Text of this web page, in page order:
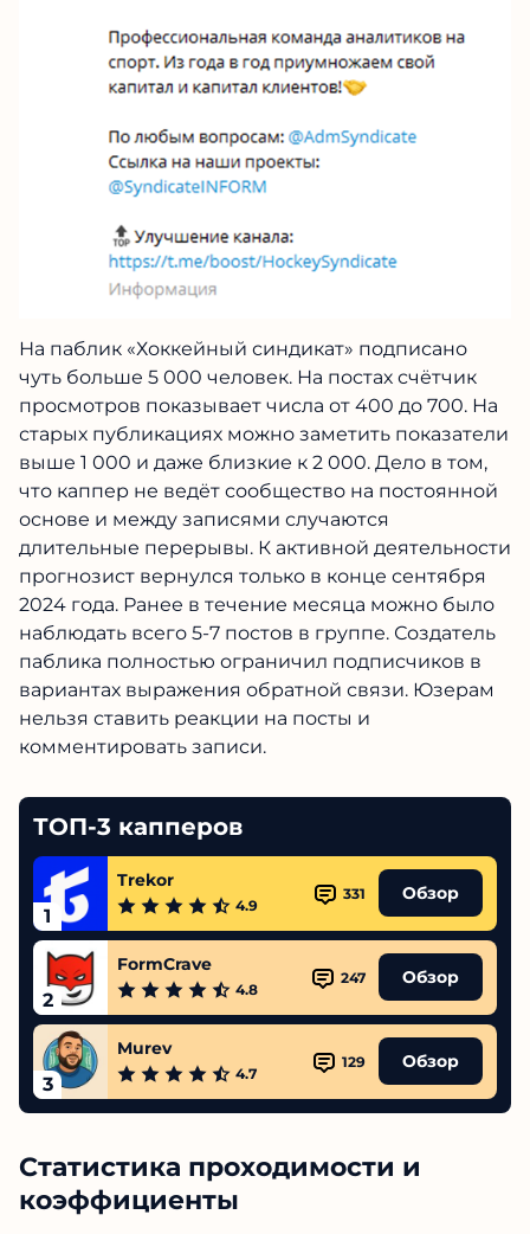
На паблик «Хоккейный синдикат» подписано
чуть больше 5 000 человек. На постах счётчик
просмотров показывает числа от 400 до 700. На
старых публикациях можно заметить показатели
выше 1 000 и даже близкие к 2 000. Дело в том,
что каппер не ведёт сообщество на постоянной
основе и между записями случаются
длительные перерывы. К активной деятельности
прогнозист вернулся только в конце сентября
2024 года. Ранее в течение месяца можно было
наблюдать всего 5-7 постов в группе. Создатель
паблика полностью ограничил подписчиков в
вариантах выражения обратной связи. Юзерам
нельзя ставить реакции на посты и
комментировать записи.
ТОП-3 капперов
1
Trekor
4.9
331 Обзор
2
FormCrave
4.8
247 Обзор
3
Murev
4.7
129 Обзор
Статистика проходимости и
коэффициенты